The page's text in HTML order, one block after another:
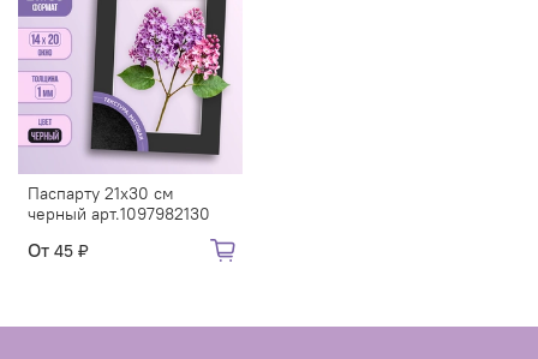
Паспарту 21х30 см
черный арт.1097982130
От 45 ₽